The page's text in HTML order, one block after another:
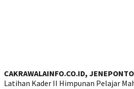
CAKRAWALAINFO.CO.ID, JENEPONTO
Latihan Kader II Himpunan Pelajar